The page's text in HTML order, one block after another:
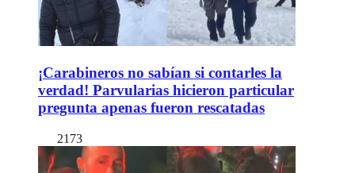
¡Carabineros no sabían si contarles la
verdad! Parvularias hicieron particular
pregunta apenas fueron rescatadas
2173